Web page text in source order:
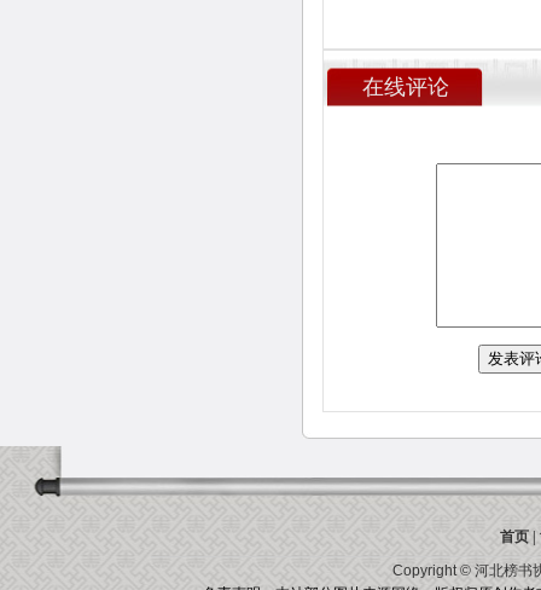
在线评论
首页|
Copyright © 河北榜书